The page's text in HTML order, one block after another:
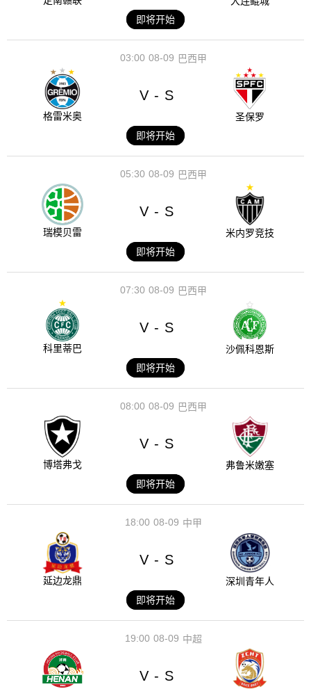
即将开始
08-09
03:00 巴西甲
格雷米奥
V - S
圣保罗
即将开始
08-09
05:30 巴西甲
瑞模贝雷
V - S
米内罗竞技
即将开始
08-09
07:30 巴西甲
科里蒂巴
V - S
沙佩科恩斯
即将开始
08-09
08:00 巴西甲
博塔弗戈
V - S
弗鲁米嫩塞
即将开始
08-09
18:00 中甲
延边龙鼎
V - S
深圳青年人
即将开始
08-09
19:00 中超
V - S